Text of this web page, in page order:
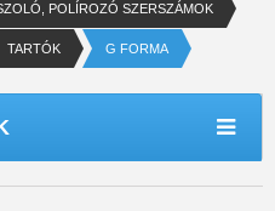
POLÍROZÓ SZERSZÁMOK
TARTÓK G FORMA